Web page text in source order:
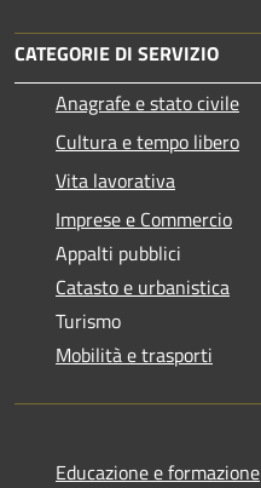
CATEGORIE DI SERVIZIO
Anagrafe e stato civile
Cultura e tempo libero
Vita lavorativa
Imprese e Commercio
Appalti pubblici
Catasto e urbanistica
Turismo
Mobilità e trasporti
Educazione e formazione